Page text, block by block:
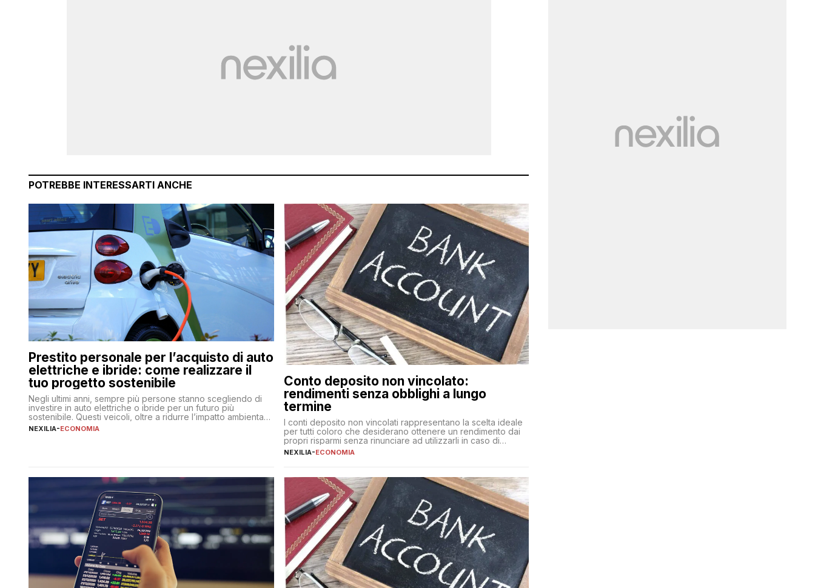
POTREBBE INTERESSARTI ANCHE
Prestito personale per l’acquisto di auto
elettriche e ibride: come realizzare il
tuo progetto sostenibile
Negli ultimi anni, sempre più persone stanno scegliendo di
investire in auto elettriche o ibride per un futuro più
sostenibile. Questi veicoli, oltre a ridurre l’impatto ambientale,
offrono vantaggi economici a lungo termine, come minori
NEXILIA-ECONOMIA
Conto deposito non vincolato:
rendimenti senza obblighi a lungo
termine
I conti deposito non vincolati rappresentano la scelta ideale
per tutti coloro che desiderano ottenere un rendimento dai
propri risparmi senza rinunciare ad utilizzarli in caso di
necessità. A differenza delle forme vincolate tradizionali,
flessibilità e rendimento. Come funzionano […]
NEXILIA-ECONOMIA